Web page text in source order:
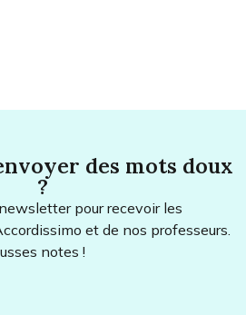
des mots doux
?
pour recevoir les
et de nos professeurs.
notes !